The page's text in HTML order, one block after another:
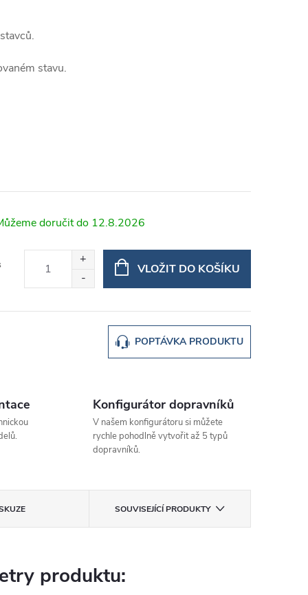
stavu.
12.8.2026
VLOŽIT DO KOŠÍKU
POPTÁVKA PRODUKTU
Konfigurátor dopravníků
V našem konfigurátoru si můžete
rychle pohodlně vytvořit až 5 typů
dopravníků.
SOUVISEJÍCÍ PRODUKTY
produktu: